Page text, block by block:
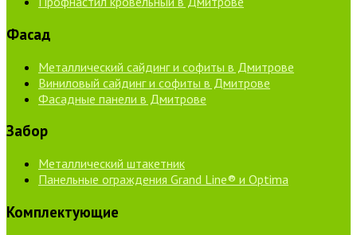
Фасад
Металлический сайдинг и софиты в Дмитрове
Виниловый сайдинг и софиты в Дмитрове
Фасадные панели в Дмитрове
Забор
Металлический штакетник
Панельные ограждения Grand Line® и Optima
Комплектующие